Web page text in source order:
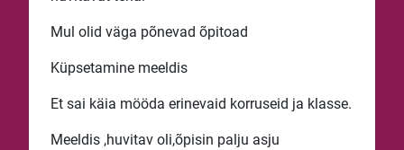
Mul olid väga põnevad õpitoad
Küpsetamine meeldis
Et sai käia mööda erinevaid korruseid ja klasse.
Meeldis ,huvitav oli,õpisin palju asju